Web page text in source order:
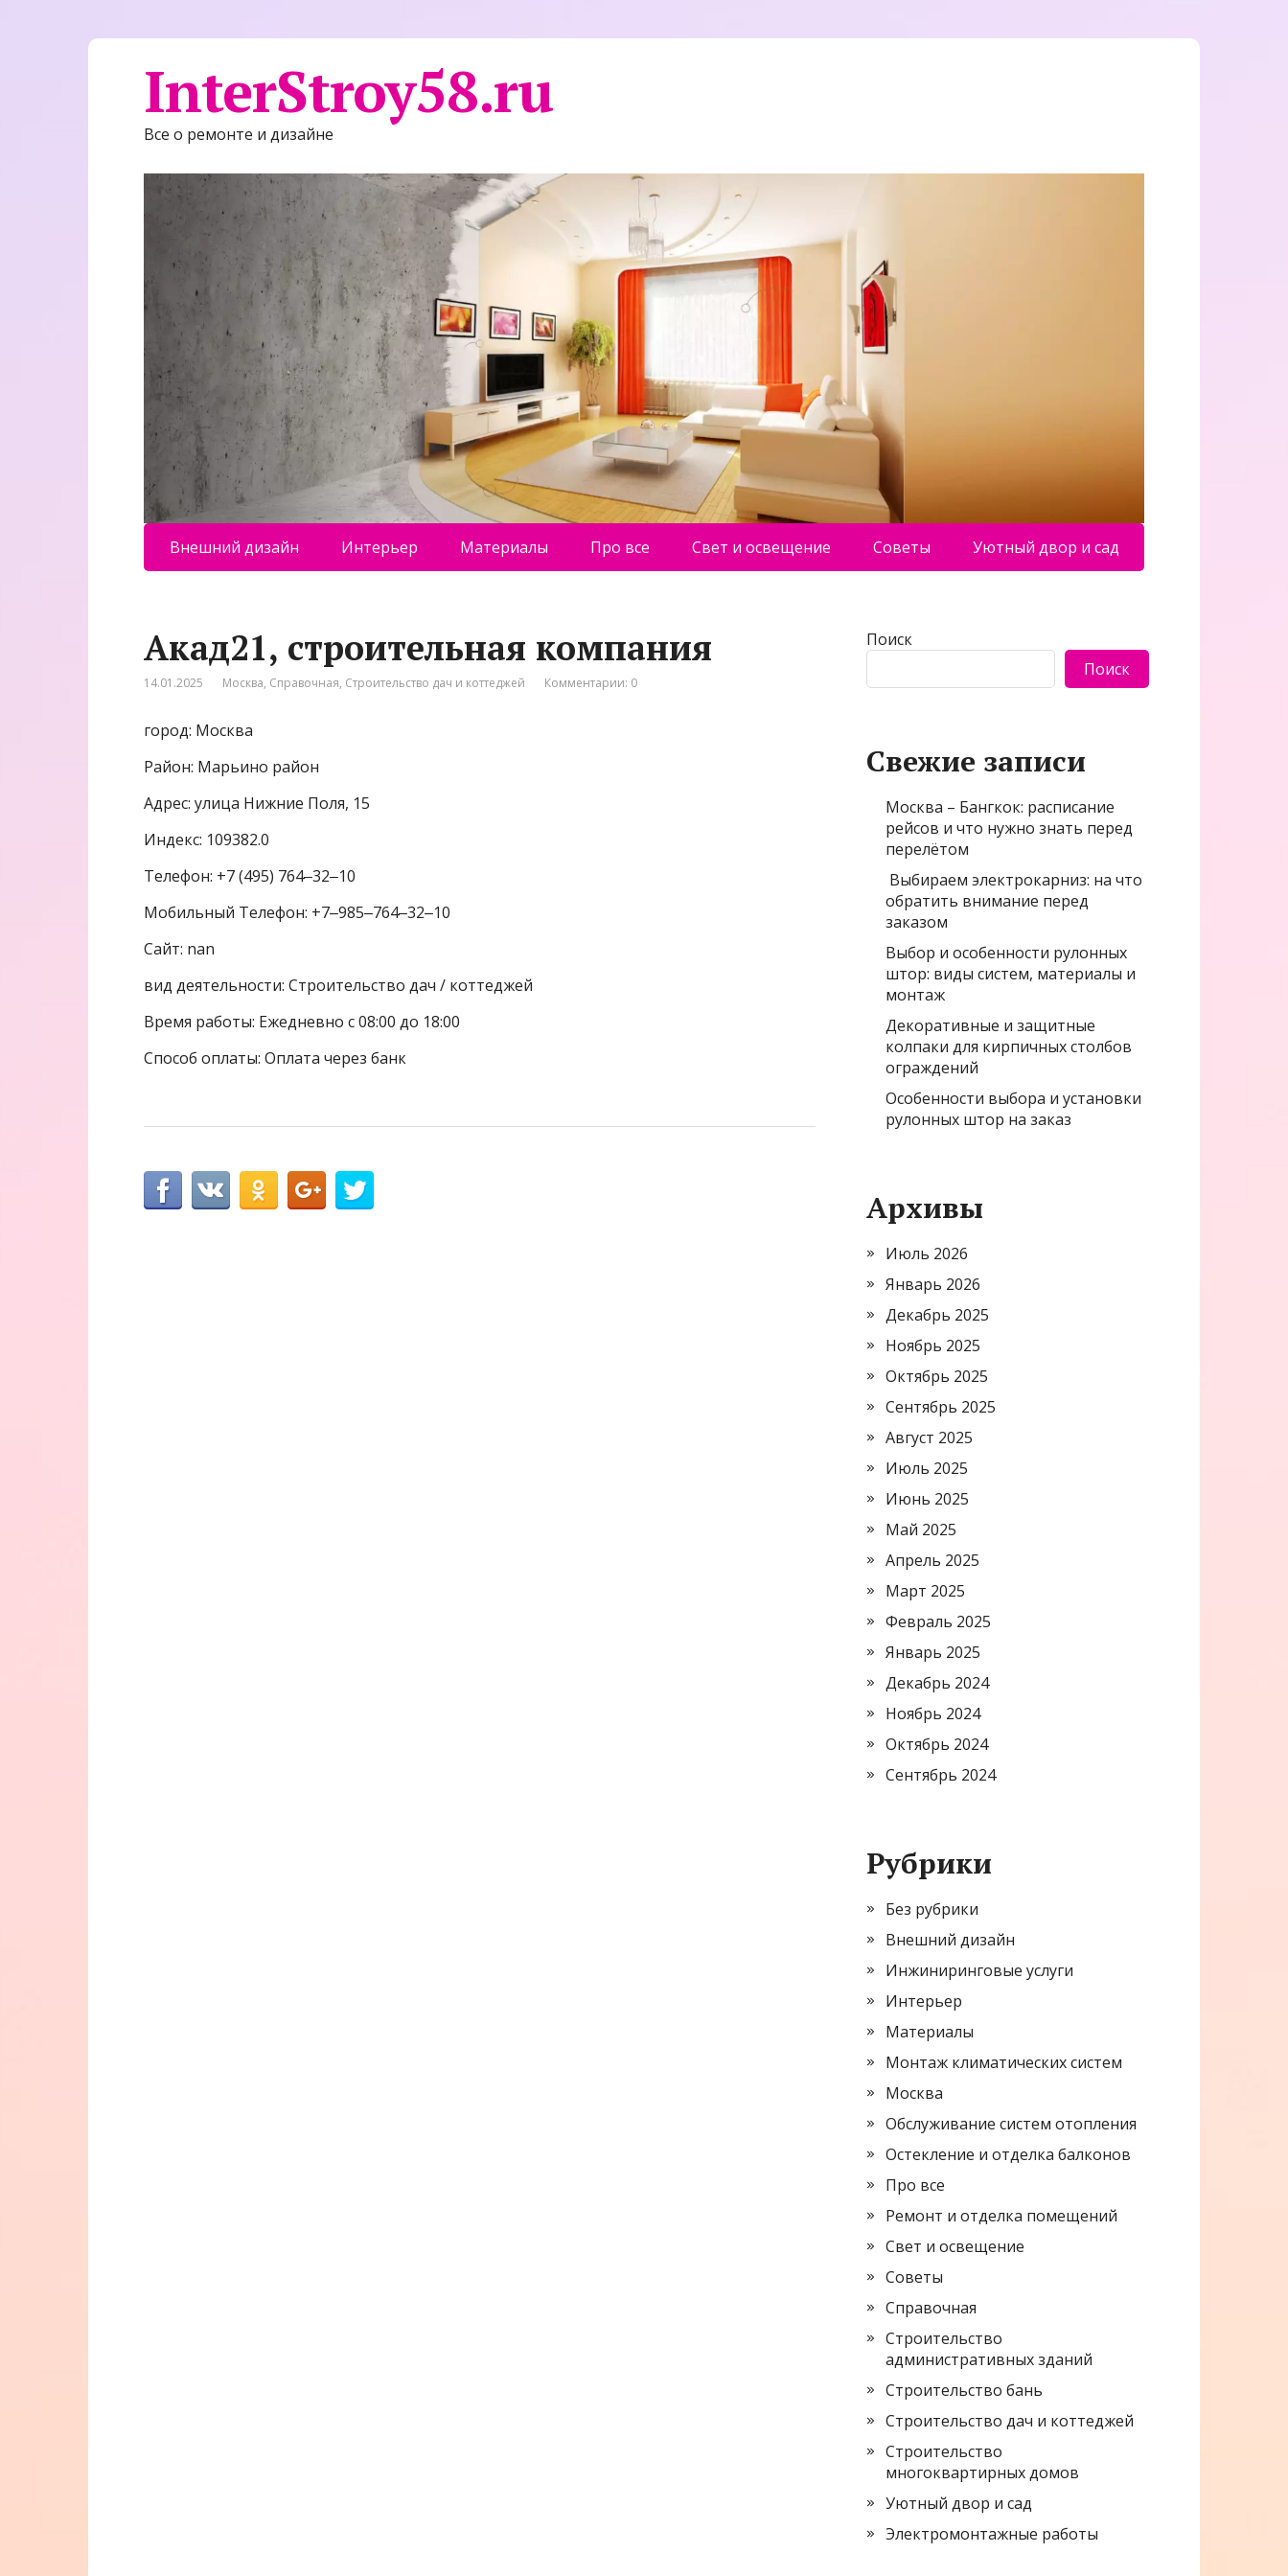
InterStroy58.ru
Все о ремонте и дизайне
Внешний дизайн Интерьер Материалы Про все Свет и освещение Советы Уютный двор и сад
Акад21, строительная компания
14.01.2025 Москва, Справочная, Строительство дач и коттеджей Комментарии: 0
город: Москва
Район: Марьино район
Адрес: улица Нижние Поля, 15
Индекс: 109382.0
Телефон: +7 (495) 764‒32‒10
Мобильный Телефон: +7‒985‒764‒32‒10
Сайт: nan
вид деятельности: Строительство дач / коттеджей
Время работы: Ежедневно с 08:00 до 18:00
Способ оплаты: Оплата через банк
Поиск
Поиск
Свежие записи
Москва – Бангкок: расписание
рейсов и что нужно знать перед
перелётом
Выбираем электрокарниз: на что
обратить внимание перед
заказом
Выбор и особенности рулонных
штор: виды систем, материалы и
монтаж
Декоративные и защитные
колпаки для кирпичных столбов
ограждений
Особенности выбора и установки
рулонных штор на заказ
Архивы
Июль 2026
Январь 2026
Декабрь 2025
Ноябрь 2025
Октябрь 2025
Сентябрь 2025
Август 2025
Июль 2025
Июнь 2025
Май 2025
Апрель 2025
Март 2025
Февраль 2025
Январь 2025
Декабрь 2024
Ноябрь 2024
Октябрь 2024
Сентябрь 2024
Рубрики
Без рубрики
Внешний дизайн
Инжиниринговые услуги
Интерьер
Материалы
Монтаж климатических систем
Москва
Обслуживание систем отопления
Остекление и отделка балконов
Про все
Ремонт и отделка помещений
Свет и освещение
Советы
Справочная
Строительство
административных зданий
Строительство бань
Строительство дач и коттеджей
Строительство
многоквартирных домов
Уютный двор и сад
Электромонтажные работы